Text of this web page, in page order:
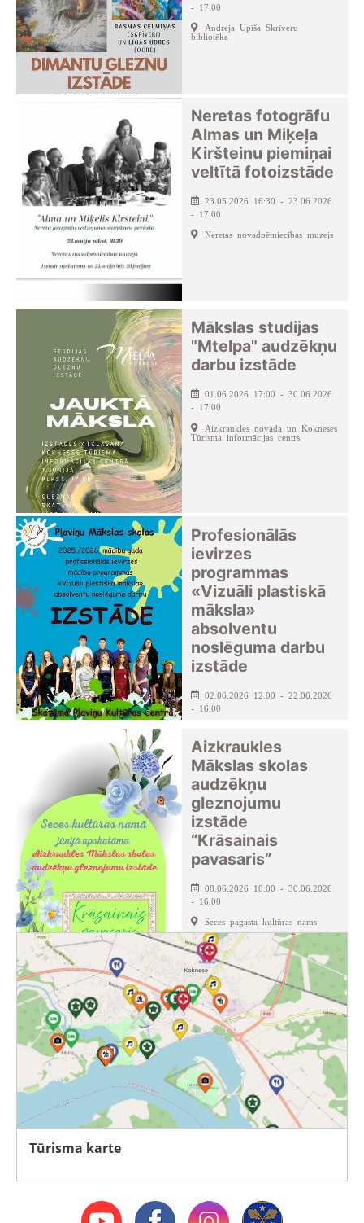
- 17:00
Andreja Upīša Skrīveru
bibliotēka
Neretas fotogrāfu
Almas un Miķeļa
Kiršteinu piemiņai
veltītā fotoizstāde
23.05.2026 16:30 - 23.06.2026
- 17:00
Neretas novadpētniecības muzejs
Mākslas studijas
"Mtelpa" audzēkņu
darbu izstāde
01.06.2026 17:00 - 30.06.2026
- 17:00
Aizkraukles novada un Kokneses
Tūrisma informācijas centrs
Profesionālās
ievirzes
programmas
«Vizuāli plastiskā
māksla»
absolventu
noslēguma darbu
izstāde
02.06.2026 12:00 - 22.06.2026
- 16:00
Aizkraukles
Mākslas skolas
audzēkņu
gleznojumu
izstāde
“Krāsainais
pavasaris”
08.06.2026 10:00 - 30.06.2026
- 16:00
Seces pagasta kultūras nams
Tūrisma karte